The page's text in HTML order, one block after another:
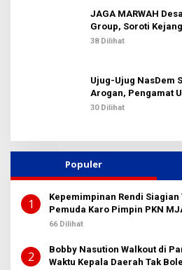
JAGA MARWAH
Group, Soroti
38 Dilihat
Ujug-Ujug NasDem
Arogan, Pengamat
Reklame
30 Dilihat
Populer
1
Kepemimpinan Rendi
Pemuda Karo Pimpin PKN
66 Dilihat
2
Bobby Nasution Walkout di
Waktu Kepala Daerah Tak